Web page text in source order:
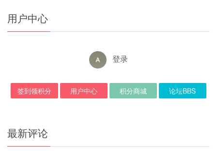
用户中心
登录
签到领积分 用户中心 积分商城 论坛BBS
最新评论